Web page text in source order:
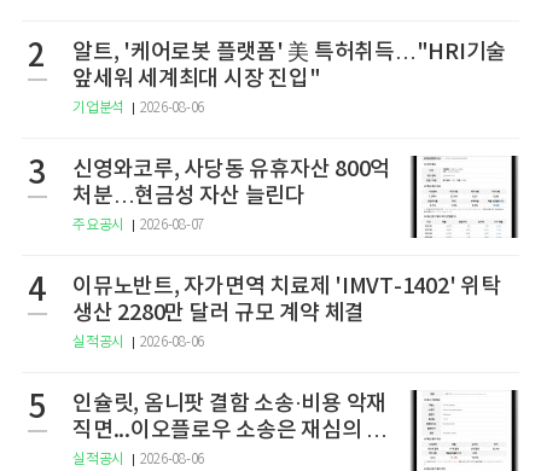
2
알트, '케어로봇 플랫폼' 美 특허취득…"HRI기술
앞세워 세계최대 시장 진입"
기업분석 2026-08-06
3
신영와코루, 사당동 유휴자산 800억
처분…현금성 자산 늘린다
주요공시 2026-08-07
4
이뮤노반트, 자가면역 치료제 'IMVT-1402' 위탁
생산 2280만 달러 규모 계약 체결
실적공시 2026-08-06
5
인슐릿, 옴니팟 결함 소송·비용 악재
직면...이오플로우 소송은 재심의 청
구
실적공시 2026-08-06